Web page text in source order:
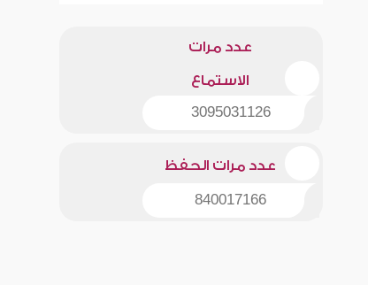
عدد مرات
الاستماع
3095031126
عدد مرات الحفظ
840017166